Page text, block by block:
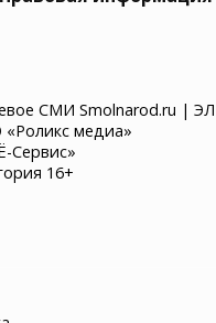
в
документы
СМИ Smolnarod.ru |
медиа»
Сервис»
16+